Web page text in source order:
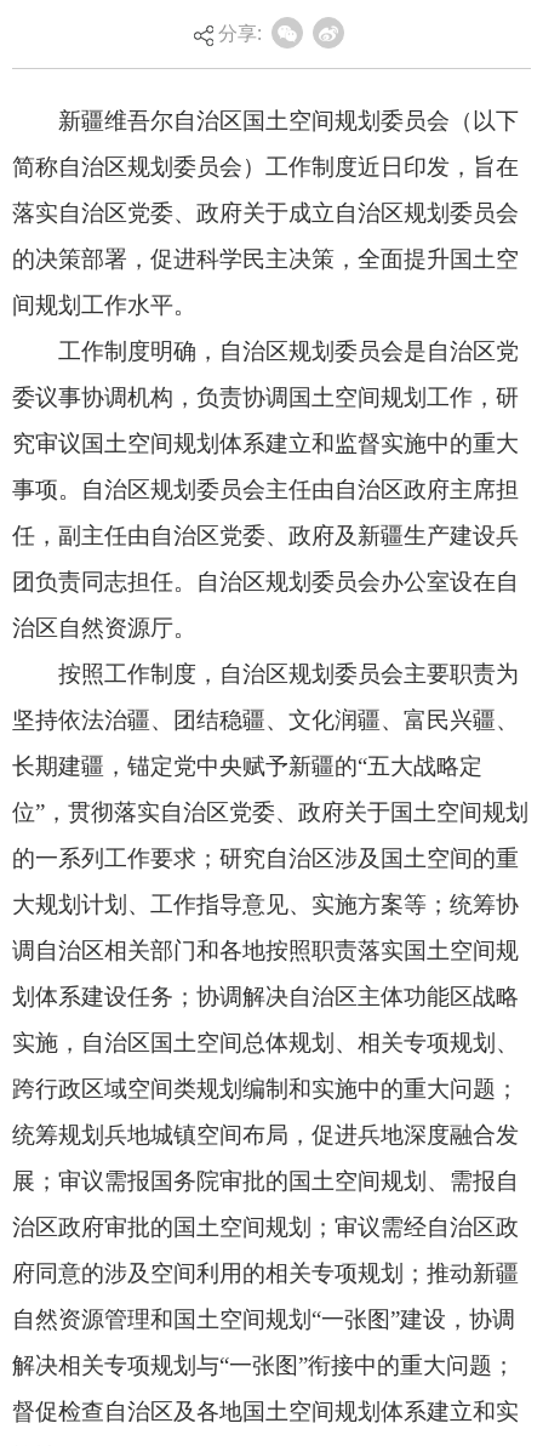
分享:
落实自治区党委、政府关于成立自治区规划委员会
的决策部署，促进科学民主决策，全面提升国土空
工作制度明确，自治区规划委员会是自治区党
委议事协调机构，负责协调国土空间规划工作，研
究审议国土空间规划体系建立和监督实施中的重大
事项。自治区规划委员会主任由自治区政府主席担
团负责同志担任。自治区规划委员会办公室设在自
治区自然资源厅。
按照工作制度，自治区规划委员会主要职责为
坚持依法治疆、团结稳疆、文化润疆、富民兴疆、
长期建疆，锚定党中央赋予新疆的“五大战略定
的一系列工作要求；研究自治区涉及国土空间的重
大规划计划、工作指导意见、实施方案等；统筹协
调自治区相关部门和各地按照职责落实国土空间规
划体系建设任务；协调解决自治区主体功能区战略
实施，自治区国土空间总体规划、相关专项规划、
统筹规划兵地城镇空间布局，促进兵地深度融合发
展；审议需报国务院审批的国土空间规划、需报自
治区政府审批的国土空间规划；审议需经自治区政
府同意的涉及空间利用的相关专项规划；推动新疆
自然资源管理和国土空间规划“一张图”建设，协调
督促检查自治区及各地国土空间规划体系建立和实
施情况。
此外，自治区规划委员会办公室工作细则同步
印发，对其办公室具体工作作出规定。